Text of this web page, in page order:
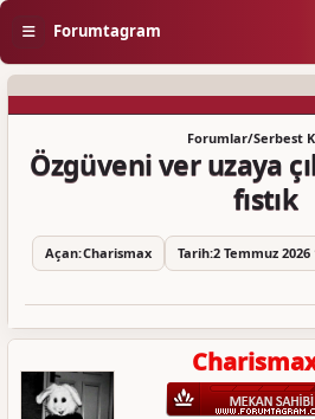
Forumtagram
Forumlar/Serbest
Özgüveni ver uzaya
fıstık
Açan:Charismax Tarih:2 Temmuz 2026